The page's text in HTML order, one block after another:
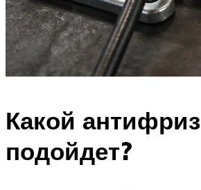
Какой антифриз
подойдет?